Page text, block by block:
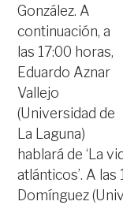
González. A
continuación, a
las 17:00 horas,
Eduardo Aznar
Vallejo
(Universidad de
La Laguna)
hablará de ‘La
atlánticos’. A
Domínguez